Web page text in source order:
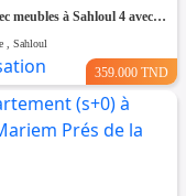
(S+2) avec meubles à Sahloul 4 avec Place de Parking
, Sahloul
359.000 TND